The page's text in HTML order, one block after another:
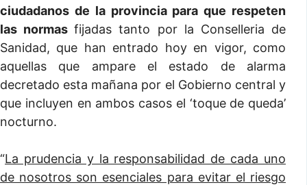
ciudadanos de la provincia para que respeten
las normasfijadas tanto por la Conselleria de
Sanidad, que han entrado hoy en vigor, como
aquellas que ampare el estado de alarma
decretado esta mañana por el Gobierno central y
que incluyen en ambos casos el ‘toque de queda’
nocturno.
“La prudencia y la responsabilidad de cada uno
de nosotros son esenciales para evitar el riesgo